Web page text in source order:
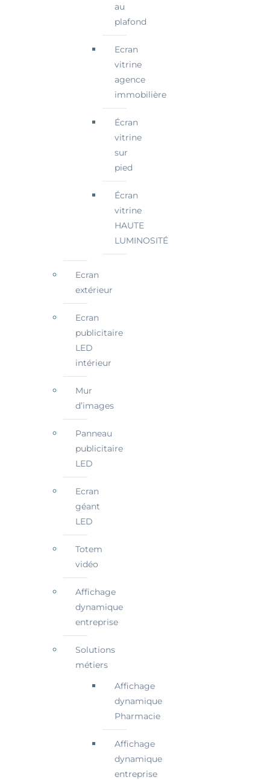
au
plafond
Ecran
vitrine
agence
immobilière
Écran
vitrine
sur
pied
Écran
vitrine
HAUTE
LUMINOSITÉ
Ecran
extérieur
Ecran
publicitaire
LED
intérieur
Mur
d’images
Panneau
publicitaire
LED
Ecran
géant
LED
Totem
vidéo
Affichage
dynamique
entreprise
Solutions
métiers
Affichage
dynamique
Pharmacie
Affichage
dynamique
entreprise